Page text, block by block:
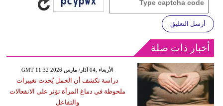
أرسل التعليق
أخبار ذات صلة
GMT 11:32 2026 الأربعاء ,04 آذار/ مارس
دراسة تكشف أن الحمل يُحدث تغييرات
ملحوظة في دماغ المرأة تؤثر على الانفعالات
والتفاعل